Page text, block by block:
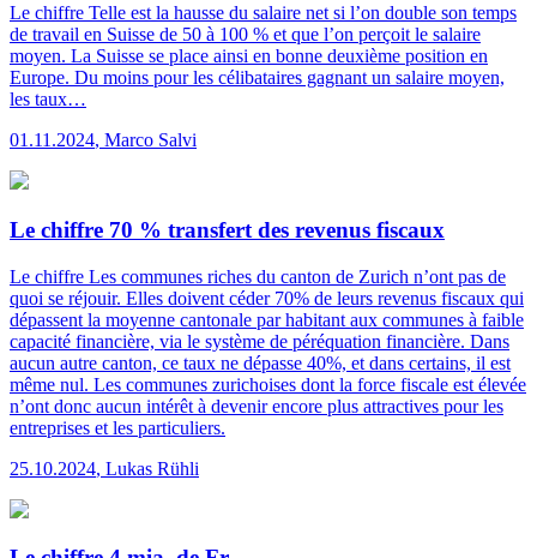
Le chiffre Telle est la hausse du salaire net si l’on double son temps
de travail en Suisse de 50 à 100 % et que l’on perçoit le salaire
moyen. La Suisse se place ainsi en bonne deuxième position en
Europe. Du moins pour les célibataires gagnant un salaire moyen,
les taux…
01.11.2024, Marco Salvi
Le chiffre 70 % transfert des revenus fiscaux
Le chiffre Les communes riches du canton de Zurich n’ont pas de
quoi se réjouir. Elles doivent céder 70% de leurs revenus fiscaux qui
dépassent la moyenne cantonale par habitant aux communes à faible
capacité financière, via le système de péréquation financière. Dans
aucun autre canton, ce taux ne dépasse 40%, et dans certains, il est
même nul. Les communes zurichoises dont la force fiscale est élevée
n’ont donc aucun intérêt à devenir encore plus attractives pour les
entreprises et les particuliers.
25.10.2024, Lukas Rühli